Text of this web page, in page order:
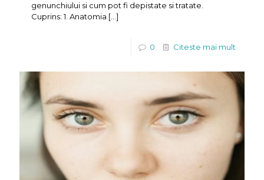
genunchiului si cum pot fi depistate si tratate.
Cuprins: 1. Anatomia […]
0 Citeste mai mult